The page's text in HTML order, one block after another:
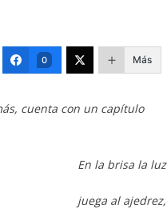
0 Más
cuenta con un capítulo
En la brisa la luz
ajedrez,